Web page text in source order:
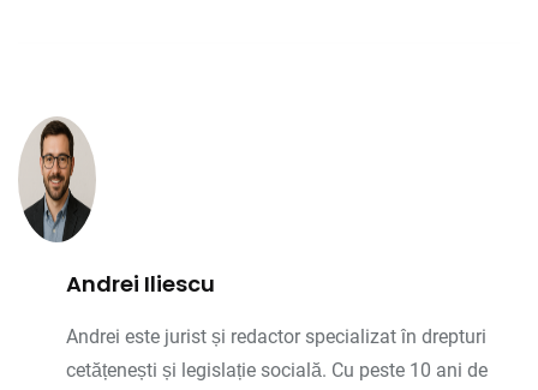
Andrei Iliescu
Andrei este jurist și redactor specializat în drepturi
cetățenești și legislație socială. Cu peste 10 ani de